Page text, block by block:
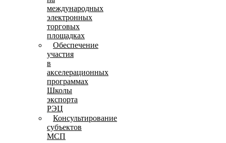
международных
электронных
торговых
площадках
Обеспечение
участия
в
акселерационных
программах
Школы
экспорта
РЭЦ
Консультирование
субъектов
МСП